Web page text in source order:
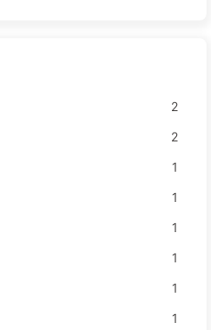
2
2
1
1
1
1
1
1